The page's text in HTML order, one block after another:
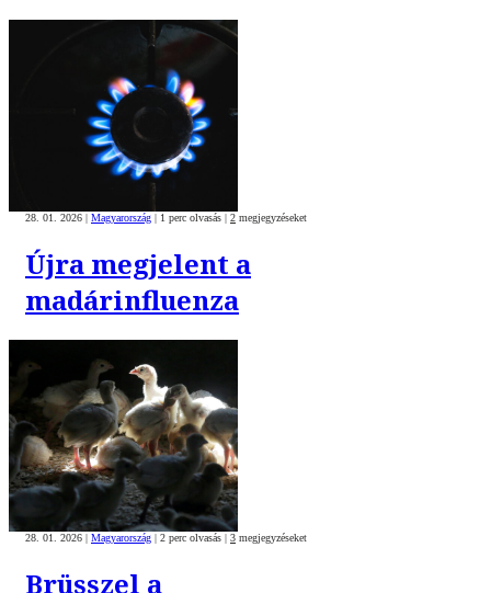
28. 01. 2026 Magyarország 1 perc olvasás 2 megjegyzéseket
Újra megjelent a
madárinfluenza
28. 01. 2026 | Magyarország | 2 perc olvasás | 3 megjegyzéseket
Brüsszel a